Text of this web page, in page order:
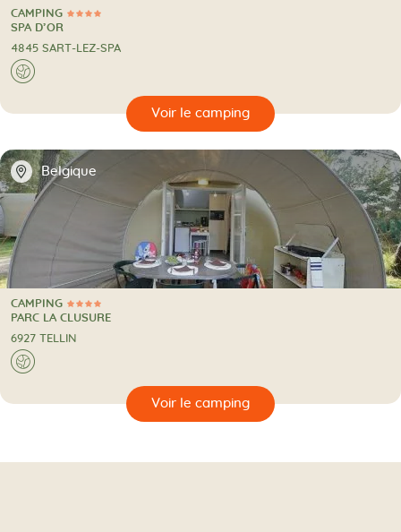
4 Étoiles
CAMPING
CAMPING
SPA D’OR
4845 SART-LEZ-SPA
A l'étranger
🌍
🔍
📍 Belgique
4 Étoiles
CAMPING
CAMPING
PARC LA CLUSURE
6927 TELLIN
A l'étranger
🌍
🔍